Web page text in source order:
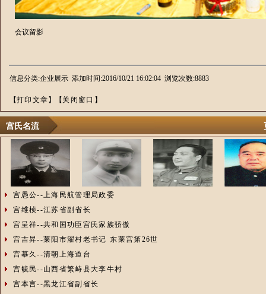
会议留影
信息分类:企业展示 添加时间:2016/10/21 16:02:04 浏览次数:8883
【打印文章 】【 关闭窗口 】
宫氏名流
宫愚公--上海民航管理局政委
宫维桢--江苏省副省长
宫呈祥--共和国功臣宫氏家族骄傲
宫吉昇--莱阳市濯村老书记 东莱宫第26世
宫慕久--清朝上海道台
宫毓民--山西省繁峙县大李牛村
宫本言--黑龙江省副省长